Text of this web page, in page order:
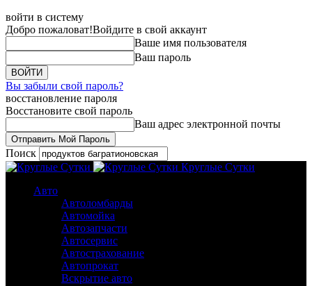
войти в систему
Добро пожаловат!Войдите в свой аккаунт
Ваше имя пользователя
Ваш пароль
Вы забыли свой пароль?
восстановление пароля
Восстановите свой пароль
Ваш адрес электронной почты
Поиск
Круглые Сутки
Авто
Автоломбарды
Автомойка
Автозапчасти
Автосервис
Автострахование
Автопрокат
Вскрытие авто